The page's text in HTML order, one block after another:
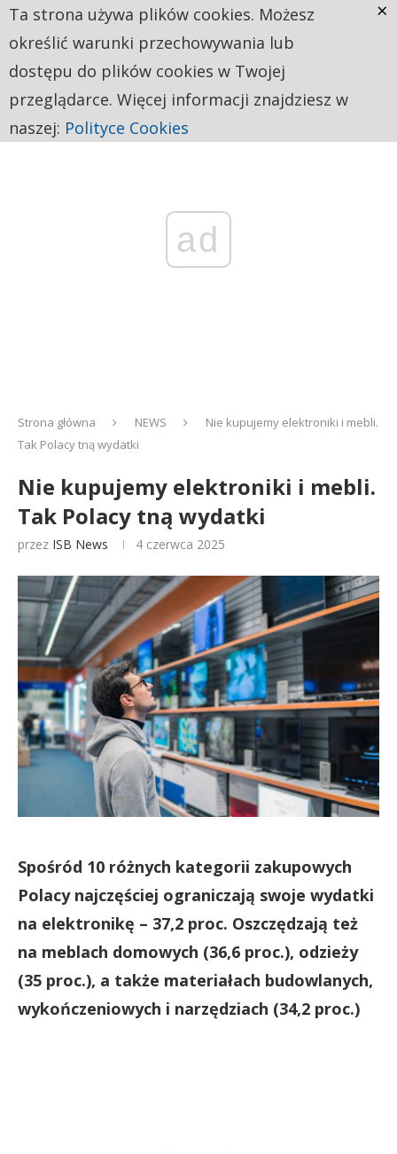
ad
Strona główna NEWS
Nie kupujemy elektroniki i mebli.
Tak Polacy tną wydatki
Nie kupujemy elektroniki i mebli.
Tak Polacy tną wydatki
przez ISB News 4 czerwca 2025
Spośród 10 różnych kategorii zakupowych
Polacy najczęściej ograniczają swoje wydatki
na elektronikę – 37,2 proc. Oszczędzają też
na meblach domowych (36,6 proc.), odzieży
(35 proc.), a także materiałach budowlanych,
wykończeniowych i narzędziach (34,2 proc.)
Ta strona używa plików cookies. Możesz
określić warunki przechowywania lub
dostępu do plików cookies w Twojej
przeglądarce. Więcej informacji znajdziesz w
naszej: Polityce Cookies
×